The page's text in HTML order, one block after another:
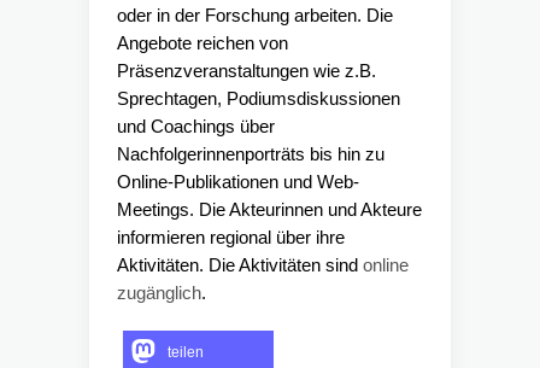
oder in der Forschung arbeiten. Die
Angebote reichen von
Präsenzveranstaltungen wie z.B.
Sprechtagen, Podiumsdiskussionen
und Coachings über
Nachfolgerinnenporträts bis hin zu
Online-Publikationen und Web-
Meetings. Die Akteurinnen und Akteure
informieren regional über ihre
Aktivitäten. Die Aktivitäten sind online
zugänglich.
teilen